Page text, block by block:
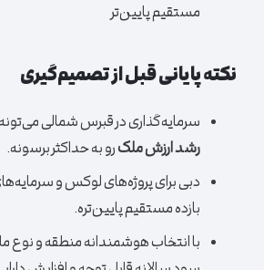
مستقیم پایین‌تر
نکته پایانی قبل از تصمیم‌گیری
سرمایه‌گذاری در قبرس شمالی
رشد ارزش ملکرو به حداکثر برسونه.
دبی برای پروژه‌های لوکس و
بازده مستقیم پایین‌تره.
با انتخاب هوشمندانه منطقه و نوع